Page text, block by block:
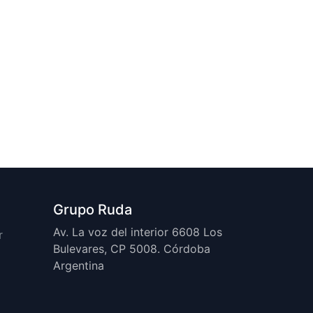
Grupo Ruda
Av. La voz del interior 6608 Los
Bulevares, CP 5008. Córdoba
Argentina